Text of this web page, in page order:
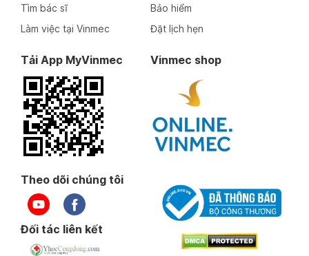
Tìm bác sĩ
Làm việc tại Vinmec
Bảo hiểm
Đặt lịch hẹn
Tải App MyVinmec Vinmec shop
Theo dõi chúng tôi
Đối tác liên kết